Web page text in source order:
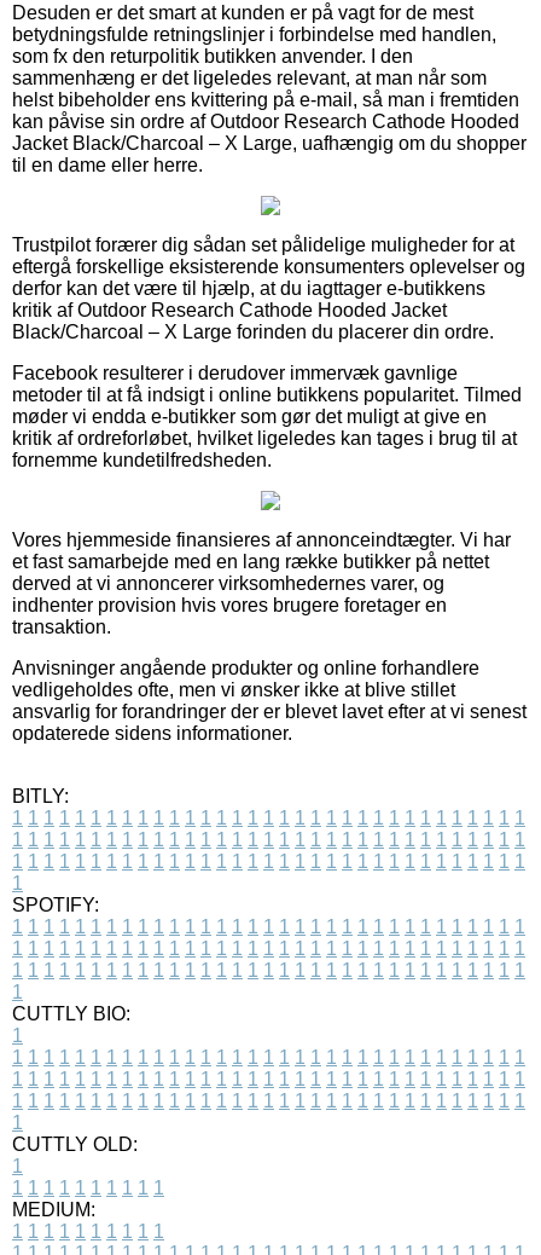
Desuden er det smart at kunden er på vagt for de mest
betydningsfulde retningslinjer i forbindelse med handlen,
som fx den returpolitik butikken anvender. I den
sammenhæng er det ligeledes relevant, at man når som
helst bibeholder ens kvittering på e-mail, så man i fremtiden
kan påvise sin ordre af Outdoor Research Cathode Hooded
Jacket Black/Charcoal – X Large, uafhængig om du shopper
til en dame eller herre.
Trustpilot forærer dig sådan set pålidelige muligheder for at
eftergå forskellige eksisterende konsumenters oplevelser og
derfor kan det være til hjælp, at du iagttager e-butikkens
kritik af Outdoor Research Cathode Hooded Jacket
Black/Charcoal – X Large forinden du placerer din ordre.
Facebook resulterer i derudover immervæk gavnlige
metoder til at få indsigt i online butikkens popularitet. Tilmed
møder vi endda e-butikker som gør det muligt at give en
kritik af ordreforløbet, hvilket ligeledes kan tages i brug til at
fornemme kundetilfredsheden.
Vores hjemmeside finansieres af annonceindtægter. Vi har
et fast samarbejde med en lang række butikker på nettet
derved at vi annoncerer virksomhedernes varer, og
indhenter provision hvis vores brugere foretager en
transaktion.
Anvisninger angående produkter og online forhandlere
vedligeholdes ofte, men vi ønsker ikke at blive stillet
ansvarlig for forandringer der er blevet lavet efter at vi senest
opdaterede sidens informationer.
BITLY:
1 1 1 1 1 1 1 1 1 1 1 1 1 1 1 1 1 1 1 1 1 1 1 1 1 1 1 1 1 1 1 1 1
1 1 1 1 1 1 1 1 1 1 1 1 1 1 1 1 1 1 1 1 1 1 1 1 1 1 1 1 1 1 1 1 1
1 1 1 1 1 1 1 1 1 1 1 1 1 1 1 1 1 1 1 1 1 1 1 1 1 1 1 1 1 1 1 1 1
1
SPOTIFY:
1 1 1 1 1 1 1 1 1 1 1 1 1 1 1 1 1 1 1 1 1 1 1 1 1 1 1 1 1 1 1 1 1
1 1 1 1 1 1 1 1 1 1 1 1 1 1 1 1 1 1 1 1 1 1 1 1 1 1 1 1 1 1 1 1 1
1 1 1 1 1 1 1 1 1 1 1 1 1 1 1 1 1 1 1 1 1 1 1 1 1 1 1 1 1 1 1 1 1
1
CUTTLY BIO:
1
1 1 1 1 1 1 1 1 1 1 1 1 1 1 1 1 1 1 1 1 1 1 1 1 1 1 1 1 1 1 1 1 1
1 1 1 1 1 1 1 1 1 1 1 1 1 1 1 1 1 1 1 1 1 1 1 1 1 1 1 1 1 1 1 1 1
1 1 1 1 1 1 1 1 1 1 1 1 1 1 1 1 1 1 1 1 1 1 1 1 1 1 1 1 1 1 1 1 1
1
CUTTLY OLD:
1
1 1 1 1 1 1 1 1 1 1
MEDIUM:
1 1 1 1 1 1 1 1 1 1